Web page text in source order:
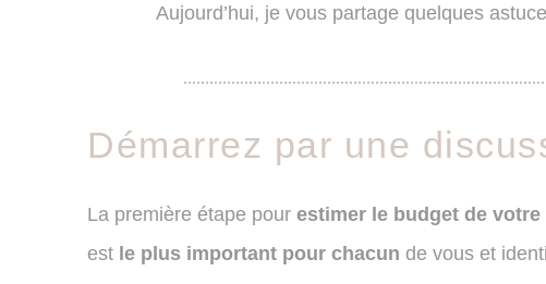
Aujourd’hui, je vous partage quelques
Démarrez par une
La première étape pour estimer le budget de votre
est le plus important pour chacun de vous et